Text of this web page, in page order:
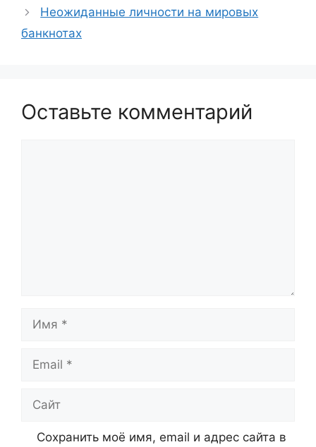
Неожиданные личности на мировых
банкнотах
Оставьте комментарий
Имя
Email
Сайт
Сохранить моё имя, email и адрес сайта в